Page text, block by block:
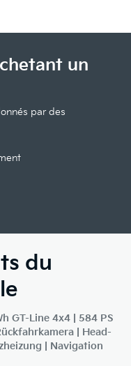
un
par des
du
GT-Line 4x4 | 584 PS
| Head-
| Navigation